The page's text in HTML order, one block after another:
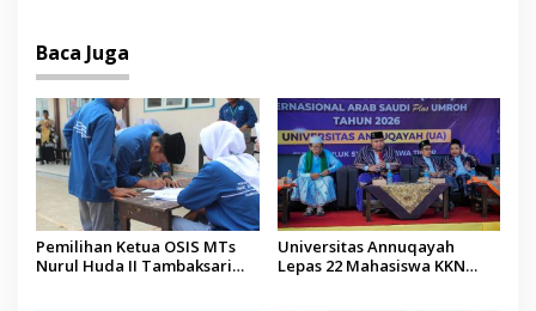
Baca Juga
Pemilihan Ketua OSIS MTs
Nurul Huda II Tambaksari
Universitas Annuqayah
Lepas 22 Mahasiswa KKN